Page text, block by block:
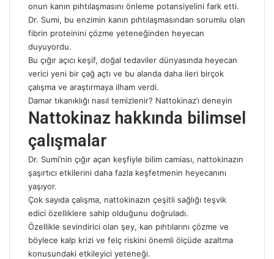
onun kanın pıhtılaşmasını önleme potansiyelini fark etti.
Dr. Sumi, bu enzimin kanın pıhtılaşmasından sorumlu olan
fibrin proteinini çözme yeteneğinden heyecan
duyuyordu.
Bu çığır açıcı keşif, doğal tedaviler dünyasında heyecan
verici yeni bir çağ açtı ve bu alanda daha ileri birçok
çalışma ve araştırmaya ilham verdi.
Damar tıkanıklığı nasıl temizlenir? Nattokinaz’ı deneyin
Nattokinaz hakkında bilimsel
çalışmalar
Dr. Sumi’nin çığır açan keşfiyle bilim camiası, nattokinazın
şaşırtıcı etkilerini daha fazla keşfetmenin heyecanını
yaşıyor.
Çok sayıda çalışma, nattokinazın çeşitli sağlığı teşvik
edici özelliklere sahip olduğunu doğruladı.
Özellikle sevindirici olan şey, kan pıhtılarını çözme ve
böylece kalp krizi ve felç riskini önemli ölçüde azaltma
konusundaki etkileyici yeteneği.